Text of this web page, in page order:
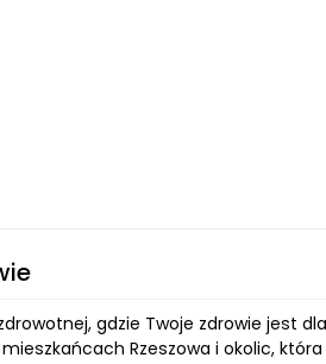
gdzie Twoje zdrowie jest
Rzeszowa i okolic,